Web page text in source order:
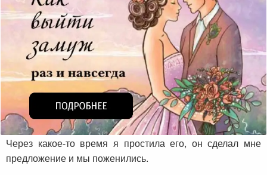
Через какое-то время я простила его, он сделал мне
предложение и мы поженились.